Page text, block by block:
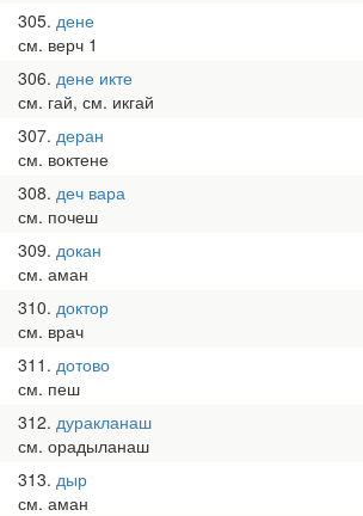
305 дене
см. верч 1
306 дене икте
см. гай, см. икгай
307 деран
см. воктене
308 деч вара
см. почеш
309 докан
см. аман
310 доктор
см. врач
311 дотово
см. пеш
312 дуракланаш
см. орадыланаш
313 дыр
см. аман